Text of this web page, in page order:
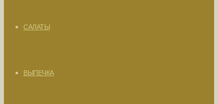
САЛАТЫ
ВЫПЕЧКА